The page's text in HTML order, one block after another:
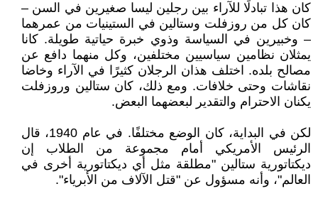
كان هذا تبادلًا للآراء بين رجلين ليسا صغيرين في السن –
كان كل من روزفلت وستالين في الستينيات من عمرهما
– وخبيرين في السياسة وذوي خبرة حياتية طويلة. كانا
يمثلان نظامين سياسيين مختلفين، وكل منهما دافع عن
مصالح بلده. اختلف هذان الرجلان كثيرًا في الآراء وخاضا
نقاشات وحتى خلافات. ومع ذلك، كان ستالين وروزفلت
يكنان الاحترام والتقدير لبعضهما البعض.
لكن في البداية، كان الوضع مختلفًا. في عام 1940، قال
الرئيس الأمريكي أمام مجموعة من الطلاب إن
ديكتاتورية ستالين "مطلقة مثل أي ديكتاتورية أخرى في
العالم"، وأنه مسؤول عن "قتل الآلاف من الأبرياء".